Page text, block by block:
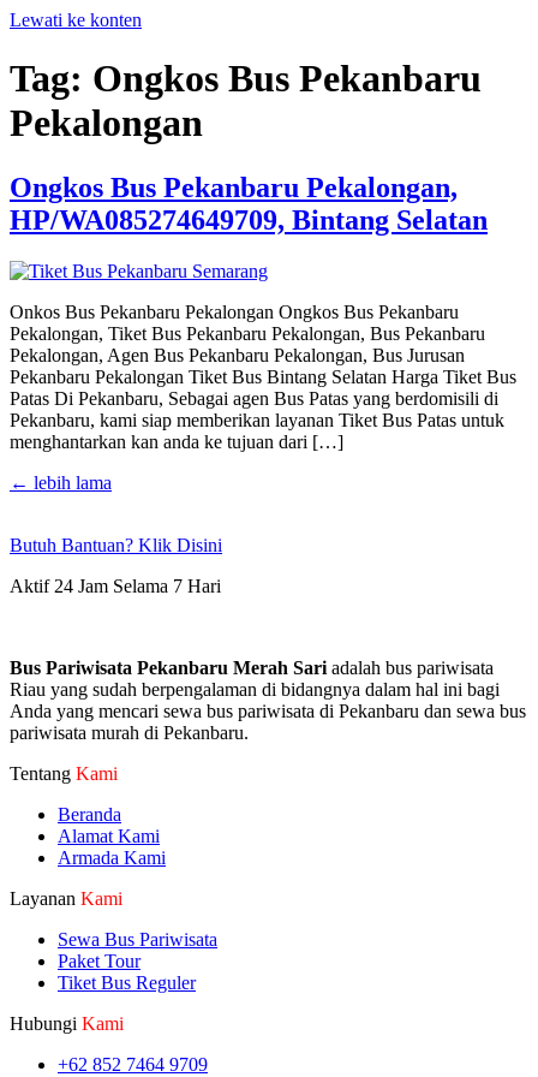
Lewati ke konten
Tag: Ongkos Bus Pekanbaru
Pekalongan
Ongkos Bus Pekanbaru Pekalongan,
HP/WA085274649709, Bintang Selatan
Onkos Bus Pekanbaru Pekalongan Ongkos Bus Pekanbaru
Pekalongan, Tiket Bus Pekanbaru Pekalongan, Bus Pekanbaru
Pekalongan, Agen Bus Pekanbaru Pekalongan, Bus Jurusan
Pekanbaru Pekalongan Tiket Bus Bintang Selatan Harga Tiket Bus
Patas Di Pekanbaru, Sebagai agen Bus Patas yang berdomisili di
Pekanbaru, kami siap memberikan layanan Tiket Bus Patas untuk
menghantarkan kan anda ke tujuan dari […]
← lebih lama
Butuh Bantuan? Klik Disini
Aktif 24 Jam Selama 7 Hari
Bus Pariwisata Pekanbaru Merah Sari adalah bus pariwisata
Riau yang sudah berpengalaman di bidangnya dalam hal ini bagi
Anda yang mencari sewa bus pariwisata di Pekanbaru dan sewa bus
pariwisata murah di Pekanbaru.
Tentang Kami
Beranda
Alamat Kami
Armada Kami
Layanan Kami
Sewa Bus Pariwisata
Paket Tour
Tiket Bus Reguler
Hubungi Kami
+62 852 7464 9709